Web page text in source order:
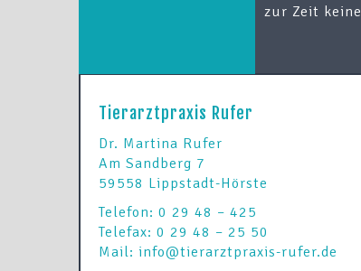
zur Zeit keine
Tierarztpraxis Rufer
Dr. Martina Rufer
Am Sandberg 7
59558 Lippstadt-Hörste
Telefon: 0 29 48 – 425
Telefax: 0 29 48 – 25 50
Mail: info@tierarztpraxis-rufer.de